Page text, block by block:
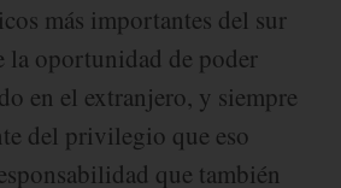
más importantes del sur
la oportunidad de poder
en el extranjero, y siempre
del privilegio que eso
que también